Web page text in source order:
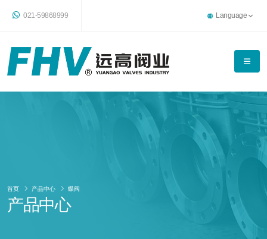
021-59868999 Language
产品中心
首页 产品中心 蝶阀